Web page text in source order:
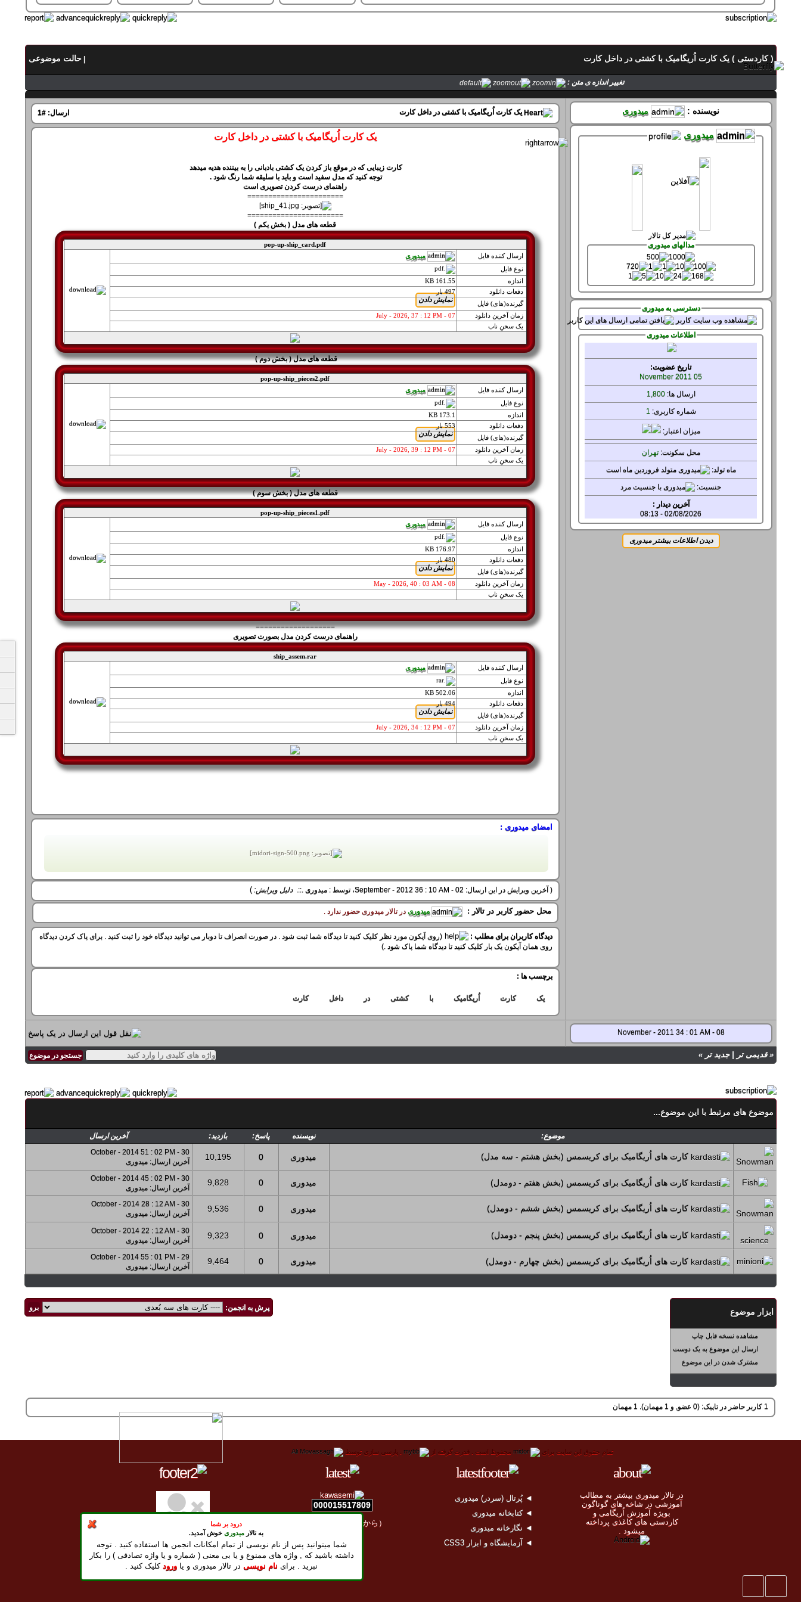
درود بر شما
به تالار میدوریخوش آمدید.
شما میتوانید پس از نام نویسی از تمام امکانات انجمن ها استفاده کنید . توجه
داشته باشید که , واژه های ممنوع و یا بی معنی ( شماره و یا واژه تصادفی ) را بکار
نبرید . برای نام نویسی در تالار میدوری و یا ورودکلیک کنید .
|حالت موضوعی ( کاردستی ) یک کارت اُریگامیک با کشتی در داخل کارت
تغییر اندازه ی متن :
نویسنده : میدوری
میدوری
مدالهای میدوری
دسترسی به میدوری
اطلاعات میدوری
تاریخ عضویت:
05 November 2011
ارسال ها:1,800
شماره کاربری: 1
میزاناعتبار:
محل سکونت:تهران
ماه تولد:
جنسيت:
02/08/2026 - 08:13
تماس با میدوری
حالت میدوری
صفحه های میدوری
سپاس های میدوری
سپاس کرده 61 بار
سپاس شده 361 بار
ارسال: #1 یک کارت اُریگامیک با کشتی در داخل کارت
یک کارت اُریگامیک با کشتی در داخل کارت
کارت زیبایی که در موقع باز کردن یک کشتی بادبانی را به بیننده هدیه میدهد
توجه کنید که مدل سفید است و باید با سلیقه شما رنگ شود .
راهنمای درست کردن تصویری است
=======================
=======================
قطعه های مدل ( بخش یکم )
pop-up-ship_card.pdf
ارسال کننده فايل
میدوری
نوع فايل
اندازه
161.55 KB
دفعات دانلود
497 بار
گيرنده(های) فايل
زمان آخرین دانلود
07 - July - 2026, 37 : 12 PM
یک سخنِ ناب
قطعه های مدل ( بخش دوم )
pop-up-ship_pieces2.pdf
ارسال کننده فايل
میدوری
نوع فايل
اندازه
173.1 KB
دفعات دانلود
553 بار
گيرنده(های) فايل
( فرزاد,
naghmeh
)
زمان آخرین دانلود
07 - July - 2026, 39 : 12 PM
یک سخنِ ناب
قطعه های مدل ( بخش سوم )
pop-up-ship_pieces1.pdf
ارسال کننده فايل
میدوری
نوع فايل
اندازه
176.97 KB
دفعات دانلود
480 بار
گيرنده(های) فايل
( فرزاد,
naghmeh
)
زمان آخرین دانلود
08 - May - 2026, 40 : 03 AM
یک سخنِ ناب
===================
راهنمای درست کردن مدل بصورت تصویری
ship_assem.rar
ارسال کننده فايل
میدوری
نوع فايل
اندازه
502.06 KB
دفعات دانلود
494 بار
گيرنده(های) فايل
( فرزاد,
naghmeh
)
زمان آخرین دانلود
07 - July - 2026, 34 : 12 PM
یک سخنِ ناب
امضای میدوری :
( آخرین ویرایش در این ارسال: 02 - September - 2012 36 : 10 AM، توسط : میدوری دلیل ویرایش:)
محل حضور کاربر در تالار : میدوری در تالار ميدوری حضور ندارد .
ديدگاه کاربران برای مطلب :
(روی آیکون مورد نظر کلیک کنید تا دیدگاه شما ثبت شود . در صورت انصراف تا دوبار می توانید دیدگاه خود را ثبت کنید . برای پاک کردن دیدگاه
روی همان آیکون یک بار کلیک کنید تا دیدگاه شما پاک شود .)
برچسب ها :
یک کارت اُریگامیک با کشتی در داخل کارت
08 - November - 2011 34 : 01 AM
«قدیمی تر |جدید تر »
موضوع های مرتبط با این موضوع...
موضوع: نویسنده پاسخ: بازدید: آخرین ارسال
کارت های اُریگامیک برای کریسمس (بخش هشتم - سه مدل) میدوری 0
10,195
30 - October - 2014 51 : 02 PM
آخرین ارسال:میدوری
کارت های اُریگامیک برای کریسمس (بخش هفتم - دومدل) میدوری 0
9,828
30 - October - 2014 45 : 02 PM
آخرین ارسال:میدوری
کارت های اُریگامیک برای کریسمس (بخش ششم - دومدل) میدوری 0
9,536
30 - October - 2014 28 : 12 AM
آخرین ارسال:میدوری
کارت های اُریگامیک برای کریسمس (بخش پنجم - دومدل) میدوری 0
9,323
30 - October - 2014 22 : 12 AM
آخرین ارسال:میدوری
کارت های اُریگامیک برای کریسمس (بخش چهارم - دومدل) میدوری 0
9,464
29 - October - 2014 55 : 01 PM
آخرین ارسال:میدوری
ابزار موضوع
مشاهده نسخه قابل چاپ
ارسال این موضوع به یک دوست
مشترک شدن در این موضوع
پرش به انجمن:
1 کاربر حاضر در تاپیک: (0 عضو, و 1 مهمان). 1 مهمان
تمام حقوق اين سايت برای محفوظ است . قدرت گرفته از پارسی سازی توسط
آدينه16 امرداد -1405
Friday, August 07, 2026
نيم شب بخير
000015517809
（2011年04月11日から）
◄ پُرتال (سردر) میدوری
◄ کتابخانه میدوری
◄ نگارخانه میدوری
◄ آزمایشگاه و ابزار CSS3
در تالار میدوری بيشتر به مطالب
آموزشی در شاخه های گوناگون
بویژه آموزش اُريگامی و
کاردستی های کاغذی پرداخته
ميشود .